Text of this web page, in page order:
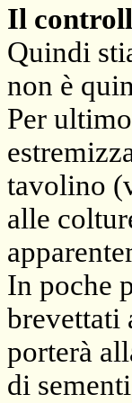
Il
Quindi
non è
Per
tavolino
alle
In poche
brevettati
porterà
di